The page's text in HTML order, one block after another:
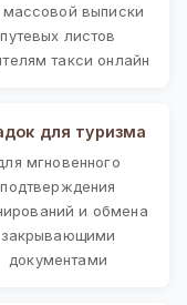
массовой выписки
путевых листов
такси онлайн
для туризма
мгновенного
подтверждения
и обмена
закрывающими
документами